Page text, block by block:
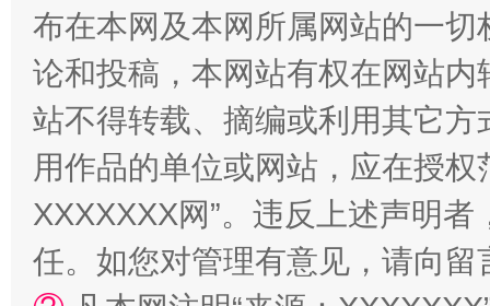
国家大学科技园优化重塑工作
布在本网及本网所属网站的一
论和投稿，本网站有权在网站
站不得转载、摘编或利用其它
用作品的单位或网站，应在授
XXXXXXX网”。违反上述声明
任。如您对管理有意见，请向